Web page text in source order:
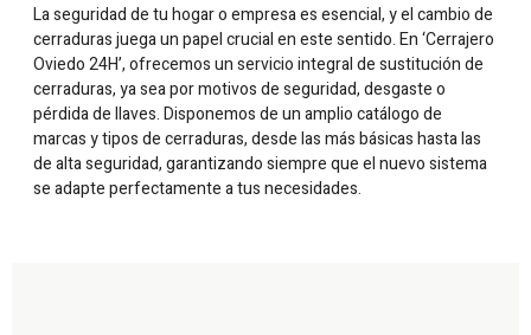
La seguridad de tu hogar o empresa es esencial, y el cambio de
cerraduras juega un papel crucial en este sentido. En ‘Cerrajero
Oviedo 24H’, ofrecemos un servicio integral de sustitución de
cerraduras, ya sea por motivos de seguridad, desgaste o
pérdida de llaves. Disponemos de un amplio catálogo de
marcas y tipos de cerraduras, desde las más básicas hasta las
de alta seguridad, garantizando siempre que el nuevo sistema
se adapte perfectamente a tus necesidades.